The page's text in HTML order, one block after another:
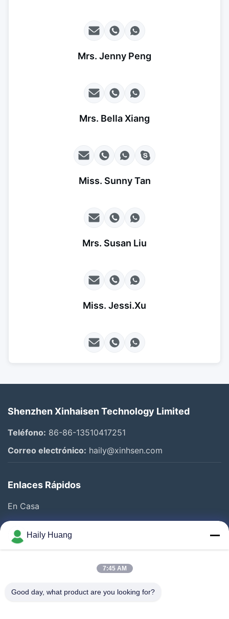
Mrs. Jenny Peng
Mrs. Bella Xiang
Miss. Sunny Tan
Mrs. Susan Liu
Miss. Jessi.Xu
Shenzhen Xinhaisen Technology Limited
Teléfono: 86-86-13510417251
Correo electrónico: haily@xinhsen.com
Enlaces Rápidos
En Casa
Productos
Videos
Control De Calidad
Haily Huang
7:45 AM
Good day, what product are you looking for?